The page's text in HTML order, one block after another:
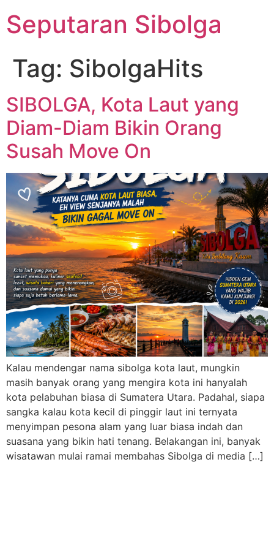
ke
konten
Seputaran Sibolga
Tag: SibolgaHits
SIBOLGA, Kota Laut yang
Diam-Diam Bikin Orang
Susah Move On
Kalau mendengar nama sibolga kota laut, mungkin
masih banyak orang yang mengira kota ini hanyalah
kota pelabuhan biasa di Sumatera Utara. Padahal, siapa
sangka kalau kota kecil di pinggir laut ini ternyata
menyimpan pesona alam yang luar biasa indah dan
suasana yang bikin hati tenang. Belakangan ini, banyak
wisatawan mulai ramai membahas Sibolga di media […]